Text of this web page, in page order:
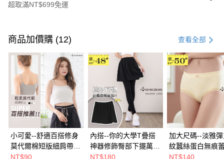
超取滿NT$699免運
信用卡一次付款
超商取貨付款
LINE Pay
Apple Pay
街口支付
悠遊付
Google Pay
商品加價購 (12) 查看全部
小可愛--舒適百搭修身
莫代爾棉短版細肩帶素
色背心(白.黑.灰L-2L)-
NT$90
內搭--你的大學T疊搭
神器修飾臀部下擺萬用
內搭裙/遮臀裙(黑2L-
NT$180
加大尺碼--淡雅
紋蠶絲蛋白無痕
角內褲(白.粉.藍.
NT$140